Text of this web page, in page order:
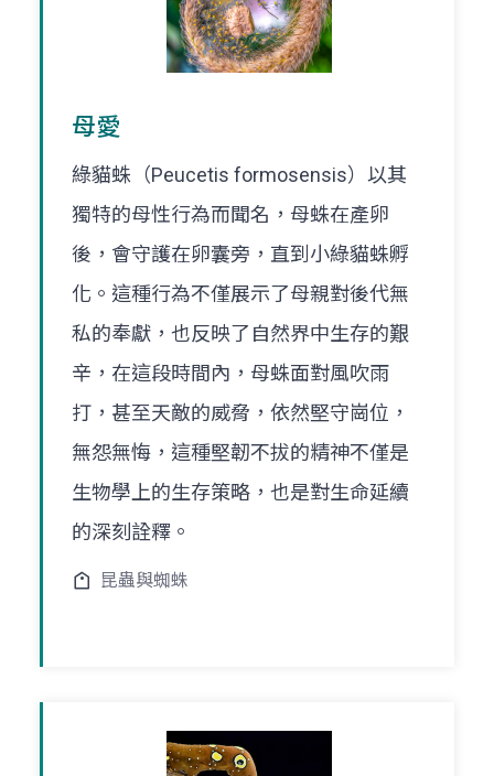
母愛
綠貓蛛（Peucetis formosensis）以其
獨特的母性行為而聞名，母蛛在產卵
後，會守護在卵囊旁，直到小綠貓蛛孵
化。這種行為不僅展示了母親對後代無
私的奉獻，也反映了自然界中生存的艱
辛，在這段時間內，母蛛面對風吹雨
打，甚至天敵的威脅，依然堅守崗位，
無怨無悔，這種堅韌不拔的精神不僅是
生物學上的生存策略，也是對生命延續
的深刻詮釋。
昆蟲與蜘蛛